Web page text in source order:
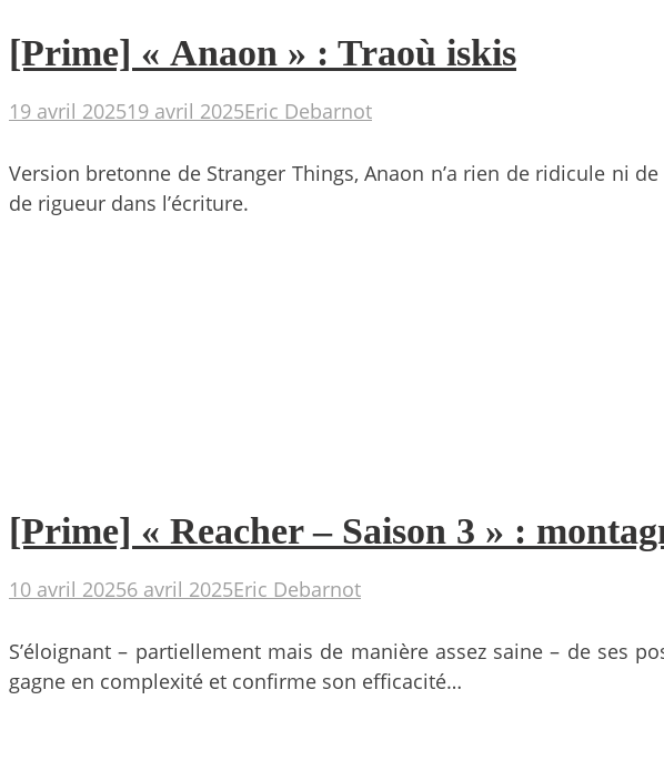
[Prime] « Anaon » : Traoù iskis
19 avril 202519 avril 2025Eric Debarnot
Version bretonne de Stranger Things, Anaon n’a rien de ridicule ni
de rigueur dans l’écriture.
[Prime] « Reacher – Saison 3 » :
10 avril 20256 avril 2025Eric Debarnot
S’éloignant – partiellement mais de manière assez saine – de ses
gagne en complexité et confirme son efficacité…